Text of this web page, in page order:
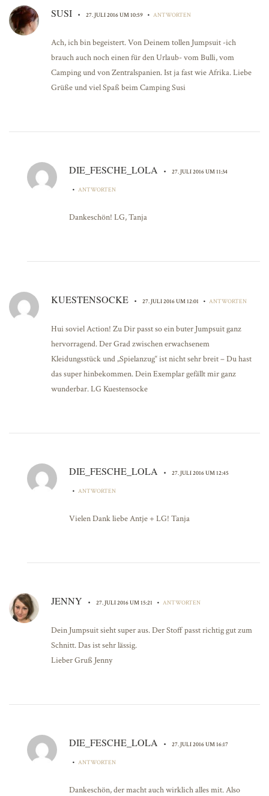
SUSI • 27. JULI 2016 UM 10:59 • ANTWORTEN
Ach, ich bin begeistert. Von Deinem tollen Jumpsuit -ich
brauch auch noch einen für den Urlaub- vom Bulli, vom
Camping und von Zentralspanien. Ist ja fast wie Afrika. Liebe
Grüße und viel Spaß beim Camping Susi
DIE_FESCHE_LOLA • 27. JULI 2016 UM 11:34
• ANTWORTEN
Dankeschön! LG, Tanja
KUESTENSOCKE • 27. JULI 2016 UM 12:01 • ANTWORTEN
Hui soviel Action! Zu Dir passt so ein buter Jumpsuit ganz
hervorragend. Der Grad zwischen erwachsenem
Kleidungsstück und „Spielanzug“ ist nicht sehr breit – Du hast
das super hinbekommen. Dein Exemplar gefällt mir ganz
wunderbar. LG Kuestensocke
DIE_FESCHE_LOLA • 27. JULI 2016 UM 12:45
• ANTWORTEN
Vielen Dank liebe Antje + LG! Tanja
JENNY • 27. JULI 2016 UM 15:21 • ANTWORTEN
Dein Jumpsuit sieht super aus. Der Stoff passt richtig gut zum
Schnitt. Das ist sehr lässig.
Lieber Gruß Jenny
DIE_FESCHE_LOLA • 27. JULI 2016 UM 16:17
• ANTWORTEN
Dankeschön, der macht auch wirklich alles mit. Also